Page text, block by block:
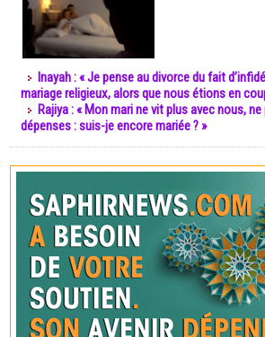
Inayah : « Je pense au divorce du fait
mariage religieux, alors que nous étions en
Rajiya : « Mon mari ne vit plus avec nous,
dépenses : suis-je encore mariée ? »